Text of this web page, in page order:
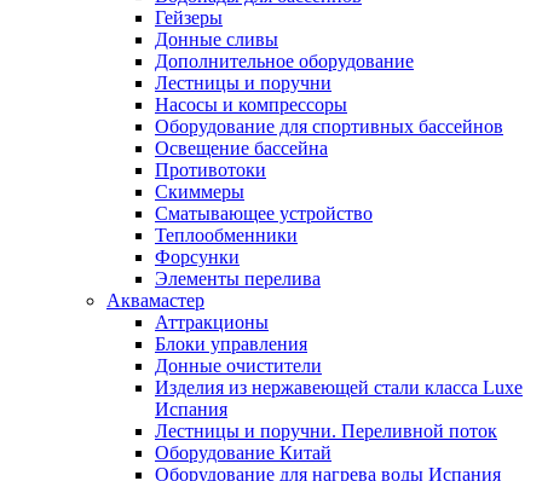
Гейзеры
Донные сливы
Дополнительное оборудование
Лестницы и поручни
Насосы и компрессоры
Оборудование для спортивных бассейнов
Освещение бассейна
Противотоки
Скиммеры
Сматывающее устройство
Теплообменники
Форсунки
Элементы перелива
Аквамастер
Аттракционы
Блоки управления
Донные очистители
Изделия из нержавеющей стали класса Luxe
Испания
Лестницы и поручни. Переливной поток
Оборудование Китай
Оборудование для нагрева воды Испания